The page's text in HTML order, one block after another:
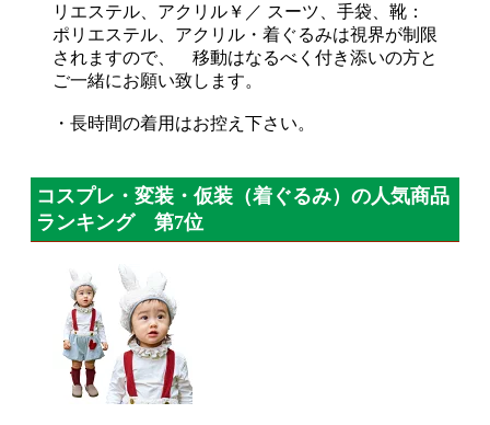
リエステル、アクリル￥／ スーツ、手袋、靴：
ポリエステル、アクリル・着ぐるみは視界が制限
されますので、 移動はなるべく付き添いの方と
ご一緒にお願い致します。
・長時間の着用はお控え下さい。
コスプレ・変装・仮装（着ぐるみ）の人気商品
ランキング 第7位